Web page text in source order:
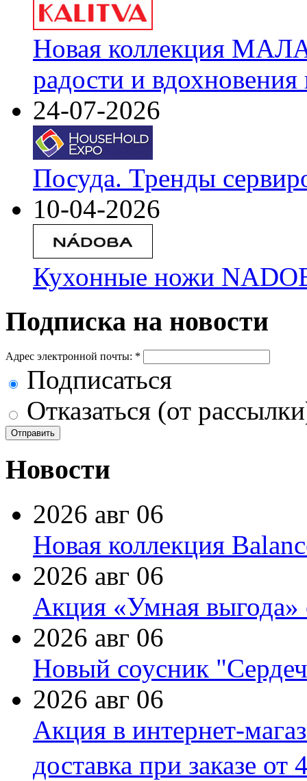
Новая коллекция
радости и
24-07-2026
Посуда. Тренды
10-04-2026
Кухонные ножи
Подписка на новости
Адрес электронной почты: *
Подписаться
Отказаться (от
Новости
2026 авг 06
Новая коллекция
2026 авг 06
Акция «Умная выгода»
2026 авг 06
Новый соусник
2026 авг 06
Акция в интернет-
доставка при заказе от